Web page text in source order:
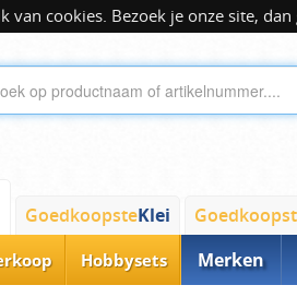
cookies. Bezoek je onze site,
GoedkoopsteKlei
Hobbysets Merken